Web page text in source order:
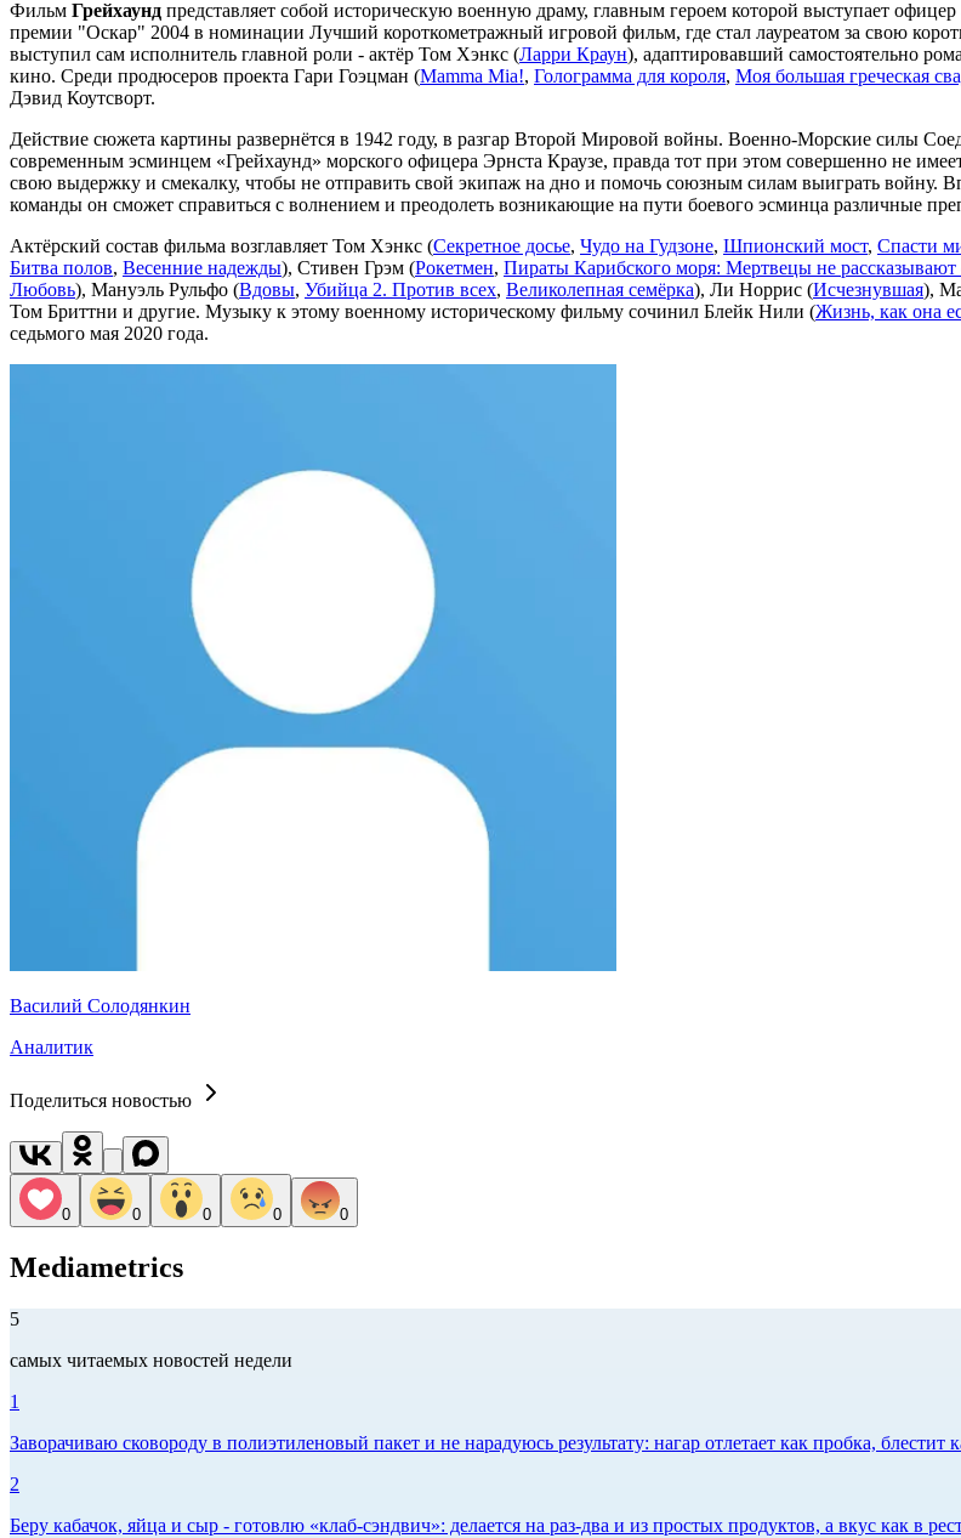
Фильм Грейхаунд представляет собой историческую военную драму, главным героем которой выступает
премии "Оскар" 2004 в номинации Лучший короткометражный игровой фильм, где стал лауреатом за свою
выступил сам исполнитель главной роли - актёр Том Хэнкс (Ларри Краун), адаптировавший самостоятельно
кино. Среди продюсеров проекта Гари Гоэцман (Mamma Mia!, Голограмма для короля, Моя большая греческая
Дэвид Коутсворт.
Действие сюжета картины развернётся в 1942 году, в разгар Второй Мировой войны. Военно-Морские силы
современным эсминцем «Грейхаунд» морского офицера Эрнста Краузе, правда тот при этом совершенно не
свою выдержку и смекалку, чтобы не отправить свой экипаж на дно и помочь союзным силам выиграть войну.
команды он сможет справиться с волнением и преодолеть возникающие на пути боевого эсминца различные
Актёрский состав фильма возглавляет Том Хэнкс (Секретное досье, Чудо на Гудзоне, Шпионский мост, Спасти
Битва полов, Весенние надежды), Стивен Грэм (Рокетмен, Пираты Карибского моря: Мертвецы не рассказывают
Любовь), Мануэль Рульфо (Вдовы, Убийца 2. Против всех, Великолепная семёрка), Ли Норрис (Исчезнувшая),
Том Бриттни и другие. Музыку к этому военному историческому фильму сочинил Блейк Нили (Жизнь, как она
седьмого мая 2020 года.
Василий Солодянкин
Аналитик
Поделиться новостью
0 0 0 0 0
Mediametrics
5
самых читаемых новостей недели
1
Заворачиваю сковороду в полиэтиленовый пакет и не нарадуюсь результату: нагар отлетает как пробка, блестит
2
Беру кабачок, яйца и сыр - готовлю «клаб-сэндвич»: делается на раз-два и из простых продуктов, а вкус как в